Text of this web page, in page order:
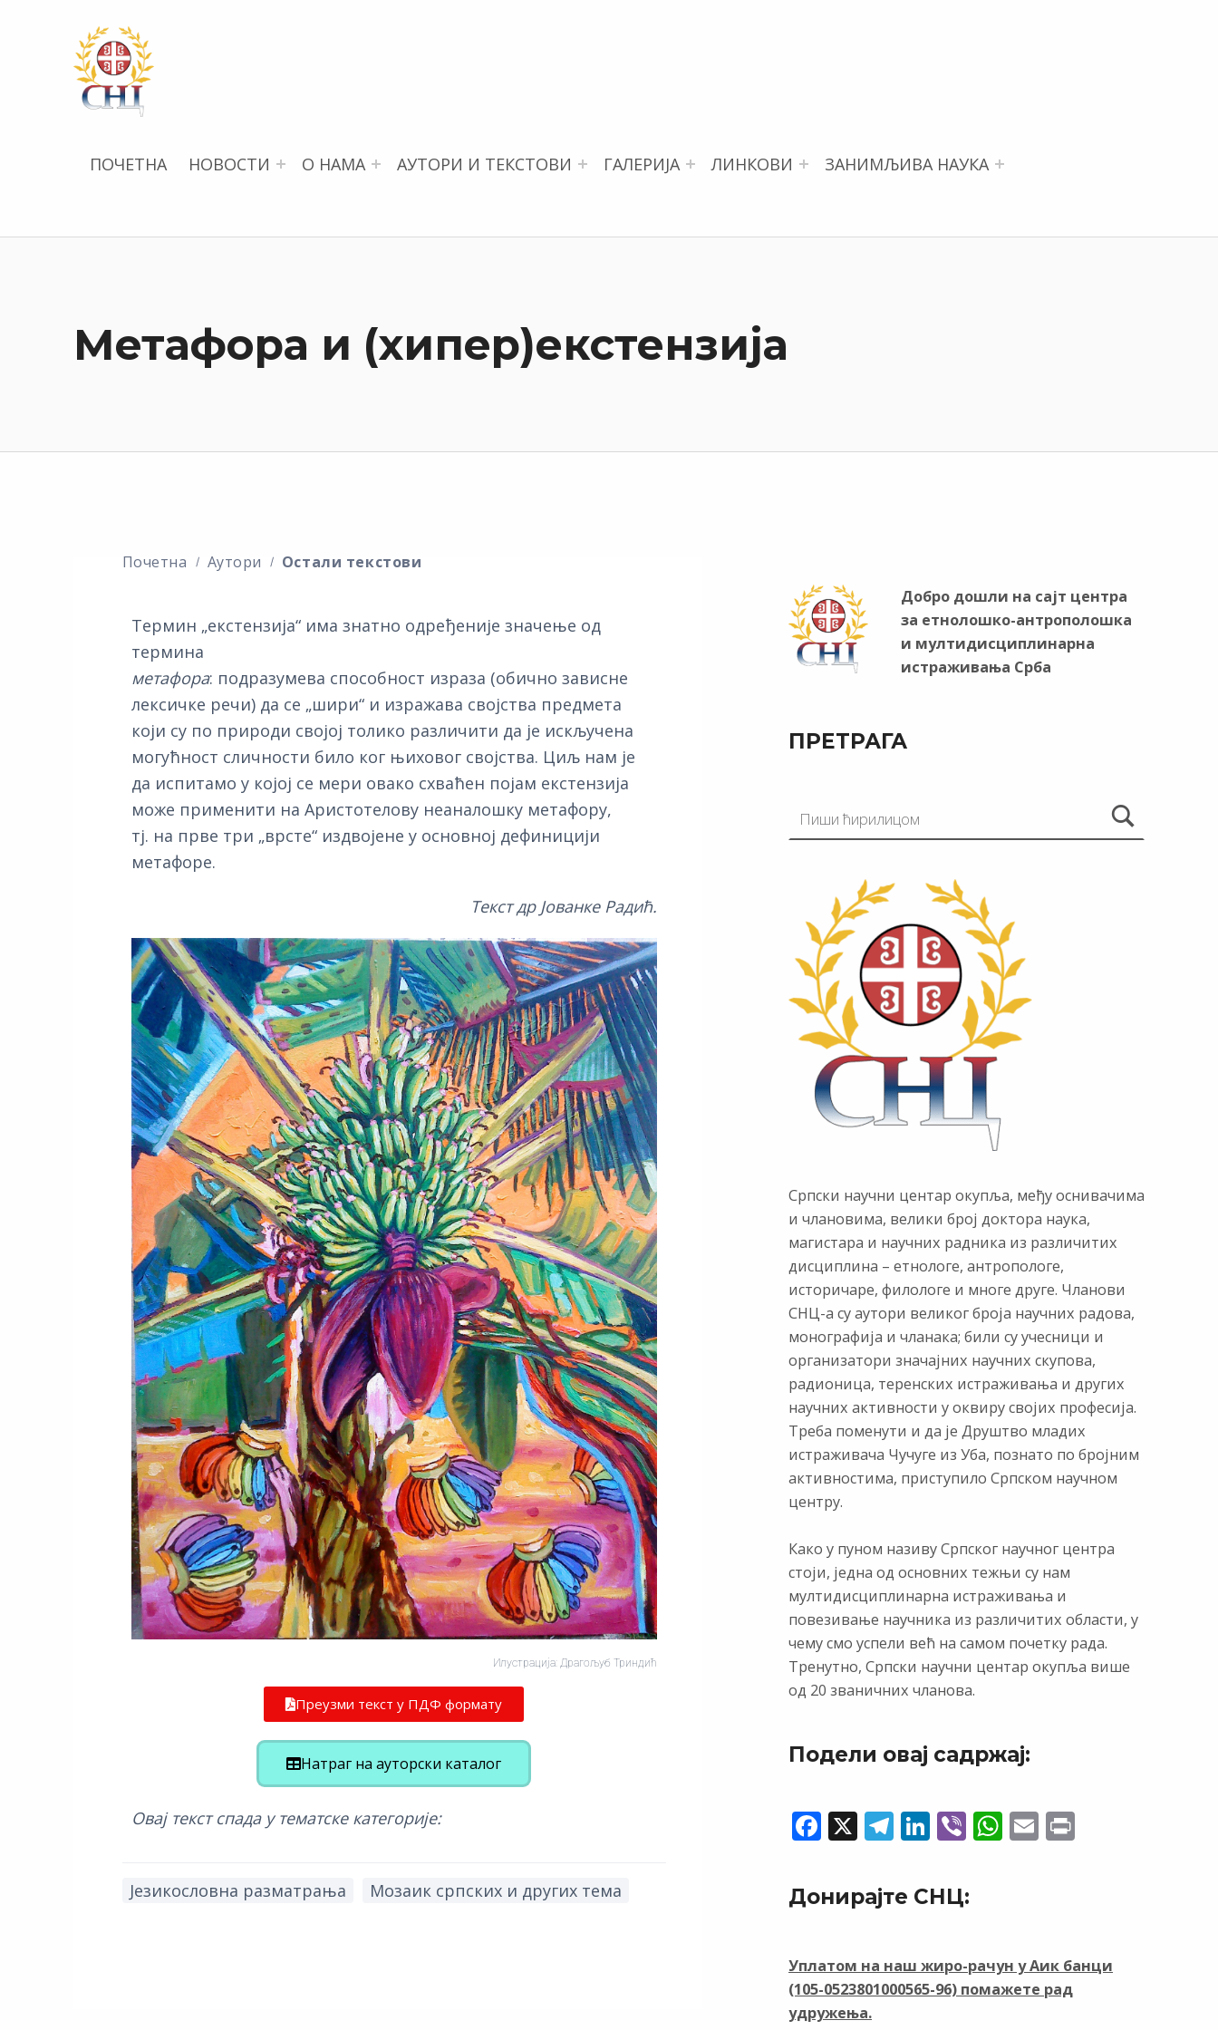
ПОЧЕТНА НОВОСТИ О НАМА АУТОРИ И ТЕКСТОВИ ГАЛЕРИЈА ЛИНКОВИ ЗАНИМЉИВА НАУКА
Метафора и (хипер)екстензија
Почетна Аутори Остали текстови
Термин „екстензија“ има знатно одређеније значење од
термина
метафора: подразумева способност израза (обично зависне
лексичке речи) да се „шири“ и изражава својства предмета
који су по природи својој толико различити да је искључена
могућност сличности било ког њиховог својства. Циљ нам је
да испитамо у којој се мери овако схваћен појам екстензија
може применити на Аристотелову неаналошку метафору,
тј. на прве три „врсте“ издвојене у основној дефиницији
метафоре.
Текст др Јованке Радић.
Илустрација: Драгољуб Триндић
Преузми текст у ПДФ формату
Натраг на ауторски каталог
Овај текст спада у тематске категорије:
Језикословна разматрања Мозаик српских и других тема
Добро дошли на сајт центра
за етнолошко-антрополошка
и мултидисциплинарна
истраживања Срба
ПРЕТРАГА
Српски научни центар окупља, међу оснивачима
и члановима, велики број доктора наука,
магистара и научних радника из различитих
дисциплина – етнологе, антропологе,
историчаре, филологе и многе друге. Чланови
СНЦ-а су аутори великог броја научних радова,
монографија и чланака; били су учесници и
организатори значајних научних скупова,
радионица, теренских истраживања и других
научних активности у оквиру својих професија.
Треба поменути и да је Друштво младих
истраживача Чучуге из Уба, познато по бројним
активностима, приступило Српском научном
центру.
Како у пуном називу Српског научног центра
стоји, једна од основних тежњи су нам
мултидисциплинарна истраживања и
повезивање научника из различитих области, у
чему смо успели већ на самом почетку рада.
Тренутно, Српски научни центар окупља више
од 20 званичних чланова.
Подели овај садржај:
F
e
b
o
k
X T
e
gr
m
Li
k
e
n
Vi
er
W
p
p
E
Донирајте СНЦ:
Уплатом на наш жиро-рачун у Аик банци
(105-0523801000565-96) помажете рад
удружења.